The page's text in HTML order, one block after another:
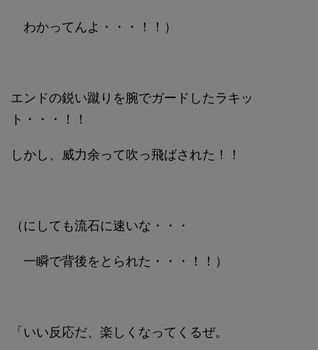
わかってんよ・・・！！）
エンドの鋭い蹴りを腕でガードしたラキッ
ト・・・！！
しかし、威力余って吹っ飛ばされた！！
（にしても流石に速いな・・・
一瞬で背後をとられた・・・！！）
「いい反応だ、楽しくなってくるぜ。